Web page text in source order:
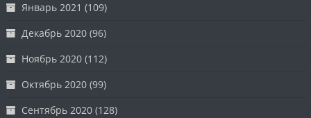
Январь 2021 (109)
Декабрь 2020 (96)
Ноябрь 2020 (112)
Октябрь 2020 (99)
Сентябрь 2020 (128)